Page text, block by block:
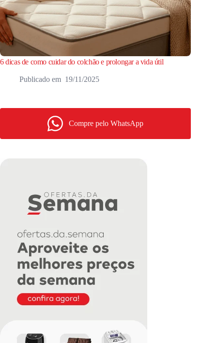
6 dicas de como cuidar do colchão e prolongar a vida útil
19/11/2025
Compre pelo WhatsApp